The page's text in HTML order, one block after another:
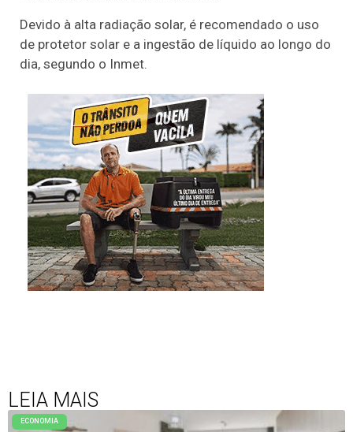
Devido à alta radiação solar, é recomendado o uso
de protetor solar e a ingestão de líquido ao longo do
dia, segundo o Inmet.
LEIA MAIS
ECONOMIA